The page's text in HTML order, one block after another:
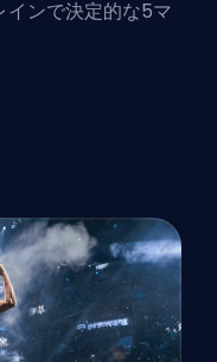
ンで決定的な5マ